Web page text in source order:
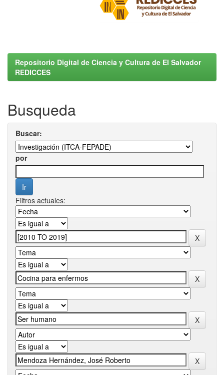
Repositorio Digital de Ciencia y Cultura de El Salvador
REDICCES
Busqueda
Buscar:
por
Filtros actuales: